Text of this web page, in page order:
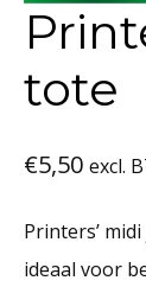
tote
€5,50 excl.
Printers’
ideaal voor